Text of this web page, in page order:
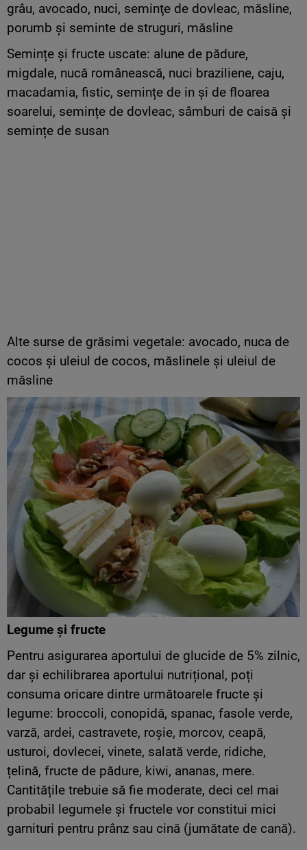
grâu, avocado, nuci, seminţe de dovleac, măsline,
porumb şi seminte de struguri, măsline
Semințe și fructe uscate: alune de pădure,
migdale, nucă românească, nuci braziliene, caju,
macadamia, fistic, semințe de in și de floarea
soarelui, semințe de dovleac, sâmburi de caisă și
semințe de susan
Alte surse de grăsimi vegetale: avocado, nuca de
cocos și uleiul de cocos, măslinele și uleiul de
măsline
Legume și fructe
Pentru asigurarea aportului de glucide de 5% zilnic,
dar și echilibrarea aportului nutrițional, poți
consuma oricare dintre următoarele fructe și
legume: broccoli, conopidă, spanac, fasole verde,
varză, ardei, castravete, roșie, morcov, ceapă,
usturoi, dovlecei, vinete, salată verde, ridiche,
țelină, fructe de pădure, kiwi, ananas, mere.
Cantitățile trebuie să fie moderate, deci cel mai
probabil legumele și fructele vor constitui mici
garnituri pentru prânz sau cină (jumătate de cană).